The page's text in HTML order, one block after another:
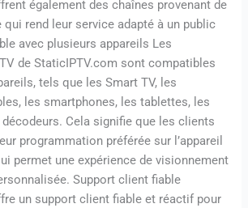
également des chaînes provenant de
rend leur service adapté à un public
avec plusieurs appareils Les
de StaticIPTV.com sont compatibles
tels que les Smart TV, les
les smartphones, les tablettes, les
Cela signifie que les clients
programmation préférée sur l’appareil
permet une expérience de visionnement
Support client fiable
un support client fiable et réactif pour